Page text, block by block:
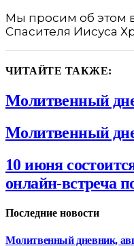
Мы просим об этом
Спасителя Иисуса
ЧИТАЙТЕ ТАКЖЕ:
Молитвенный
Молитвенный
10 июня
онлайн-встреча
Последние новости
Молитвенный дневник,